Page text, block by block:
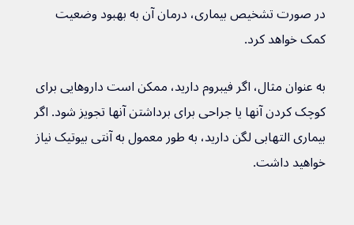
در صورت تشخیص بیماری، درمان آن به بهبود وضعیت
کمک خواهد کرد.
به عنوان مثال، اگر فیبروم دارید، ممکن است داروهایی برای
کوچک کردن آنها یا جراحی برای برداشتن آنها تجویز شود. اگر
بیماری التهابی لگن دارید، به طور معمول به آنتی بیوتیک نیاز
خواهید داشت.